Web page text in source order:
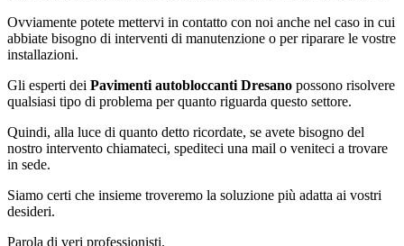
Ovviamente potete mettervi in contatto con noi anche nel caso in cui
abbiate bisogno di interventi di manutenzione o per riparare le vostre
installazioni.
Gli esperti dei Pavimenti autobloccanti Dresano possono risolvere
qualsiasi tipo di problema per quanto riguarda questo settore.
Quindi, alla luce di quanto detto ricordate, se avete bisogno del
nostro intervento chiamateci, spediteci una mail o veniteci a trovare
in sede.
Siamo certi che insieme troveremo la soluzione più adatta ai vostri
desideri.
Parola di veri professionisti.